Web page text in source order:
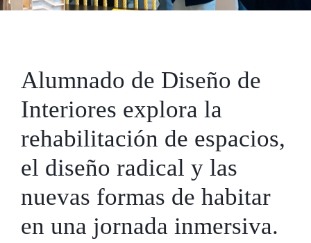
Alumnado de Diseño de
Interiores explora la
rehabilitación de espacios,
el diseño radical y las
nuevas formas de habitar
en una jornada inmersiva.